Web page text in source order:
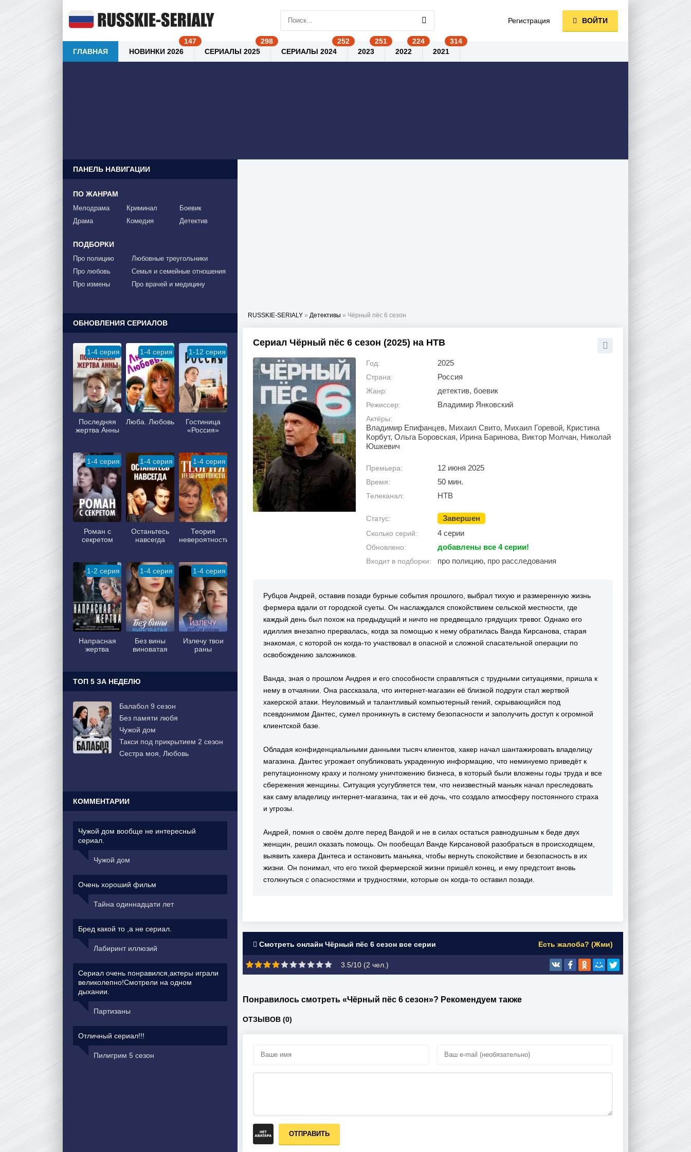
RUSSKIE-SERIALY » Детективы » Чёрный пёс 6 сезон
Сериал Чёрный пёс 6 сезон (2025) на НТВ
Год: 2025
Страна: Россия
Жанр: детектив, боевик
Режиссер: Владимир Янковский
Актёры:
Владимир Епифанцев, Михаил Свито, Михаил Горевой, Кристина
Корбут, Ольга Боровская, Ирина Баринова, Виктор Молчан, Николай
Юшкевич
Премьера: 12 июня 2025
Время: 50 мин.
Телеканал: НТВ
Статус: Завершен
Сколько серий: 4 серии
Обновлено: добавлены все 4 серии!
Входит в подборки: про полицию, про расследования
Рубцов Андрей, оставив позади бурные события прошлого, выбрал тихую и размеренную жизнь
фермера вдали от городской суеты. Он наслаждался спокойствием сельской местности, где
каждый день был похож на предыдущий и ничто не предвещало грядущих тревог. Однако его
идиллия внезапно прервалась, когда за помощью к нему обратилась Ванда Кирсанова, старая
знакомая, с которой он когда-то участвовал в опасной и сложной спасательной операции по
освобождению заложников.
Ванда, зная о прошлом Андрея и его способности справляться с трудными ситуациями, пришла к
нему в отчаянии. Она рассказала, что интернет-магазин её близкой подруги стал жертвой
хакерской атаки. Неуловимый и талантливый компьютерный гений, скрывающийся под
псевдонимом Дантес, сумел проникнуть в систему безопасности и заполучить доступ к огромной
клиентской базе.
Обладая конфиденциальными данными тысяч клиентов, хакер начал шантажировать владелицу
магазина. Дантес угрожает опубликовать украденную информацию, что неминуемо приведёт к
репутационному краху и полному уничтожению бизнеса, в который были вложены годы труда и все
сбережения женщины. Ситуация усугубляется тем, что неизвестный маньяк начал преследовать
как саму владелицу интернет-магазина, так и её дочь, что создало атмосферу постоянного страха
и угрозы.
Андрей, помня о своём долге перед Вандой и не в силах остаться равнодушным к беде двух
женщин, решил оказать помощь. Он пообещал Ванде Кирсановой разобраться в происходящем,
выявить хакера Дантеса и остановить маньяка, чтобы вернуть спокойствие и безопасность в их
жизни. Он понимал, что его тихой фермерской жизни пришёл конец, и ему предстоит вновь
столкнуться с опасностями и трудностями, которые он когда-то оставил позади.
Смотреть онлайн Чёрный пёс 6 сезон все серии Есть жалоба? (Жми)
3.5/10 (2 чел.)
Понравилось смотреть «Чёрный пёс 6 сезон»? Рекомендуем также
ОТЗЫВОВ (0)
ОТПРАВИТЬ
ПАНЕЛЬ НАВИГАЦИИ
ПО ЖАНРАМ
Мелодрама
Драма
Криминал
Комедия
Боевик
Детектив
ПОДБОРКИ
Про полицию
Про любовь
Про измены
Любовные треугольники
Семья и семейные отношения
Про врачей и медицину
ОБНОВЛЕНИЯ СЕРИАЛОВ
1-4 серия
Последняя
жертва Анны
1-4 серия
Люба. Любовь
1-12 серия
Гостиница
«Россия»
1-4 серия
Роман с
секретом
1-4 серия
Останьтесь
навсегда
1-4 серия
Теория
невероятности
1-2 серия
Напрасная
жертва
1-4 серия
Без вины
виноватая
1-4 серия
Излечу твои
раны
ТОП 5 ЗА НЕДЕЛЮ
Балабол 9 сезон
Без памяти любя
Чужой дом
Такси под прикрытием 2 сезон
Сестра моя, Любовь
КОММЕНТАРИИ
Чужой дом вообще не интересный
сериал.
Чужой дом
Очень хороший фильм
Тайна одиннадцати лет
Бред какой то ,а не сериал.
Лабиринт иллюзий
Сериал очень понравился,актеры играли
великолепно!Смотрели на одном
дыхании.
Партизаны
Отличный сериал!!!
Пилигрим 5 сезон
Регистрация ВОЙТИ
ГЛАВНАЯ НОВИНКИ 2026 СЕРИАЛЫ 2025 СЕРИАЛЫ 2024 2023 2022 2021